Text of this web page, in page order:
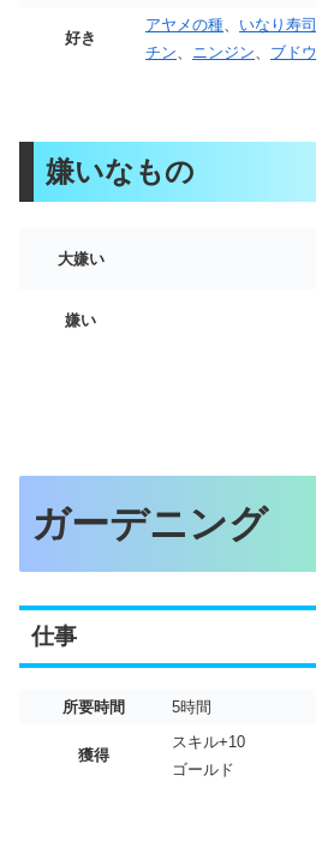
好き
アヤメの種 いなり寿司
チン
ニンジン ブドウ
嫌いなもの
大嫌い
嫌い
ガーデニング
仕事
所要時間 5時間
獲得
スキル+10
ゴールド